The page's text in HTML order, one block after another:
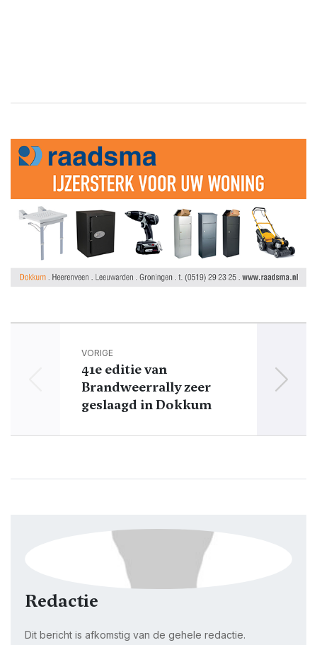
VORIGE
41e editie van
Brandweerrally zeer
geslaagd in Dokkum
Redactie
Dit bericht is afkomstig van de gehele redactie.